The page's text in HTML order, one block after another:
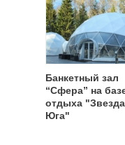
Банкетный зал
“Сфера” на
отдыха "Звезда
Юга"